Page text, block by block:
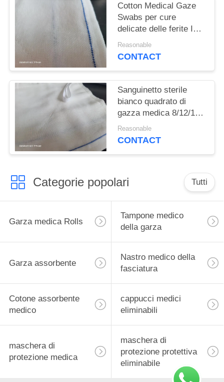
Cotton Medical Gaze
Swabs per cure
delicate delle ferite ISO
certificato
Reasonable
CONTACT
Sanguinetto sterile
bianco quadrato di
gazza medica 8/12/16
Ply Absorbente
100pcs/sacco
Reasonable
CONTACT
Categorie popolari Tutti
Garza medica Rolls
Tampone medico
della garza
Garza assorbente
Nastro medico della
fasciatura
Cotone assorbente
medico
cappucci medici
eliminabili
maschera di
protezione medica
maschera di
protezione protettiva
eliminabile